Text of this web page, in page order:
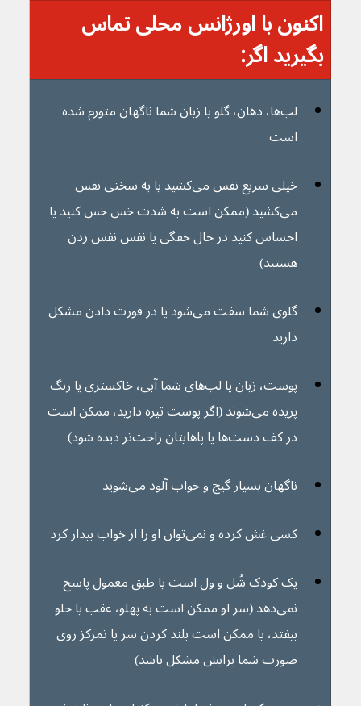
اکنون با اورژانس محلی تماس
بگیرید اگر:
لب‌ها، دهان، گلو یا زبان شما ناگهان متورم شده
است
خیلی سریع نفس می‌کشید یا به سختی نفس
می‌کشید (ممکن است به شدت خس خس کنید یا
احساس کنید در حال خفگی یا نفس نفس زدن
هستید)
گلوی شما سفت می‌شود یا در قورت دادن مشکل
دارید
پوست، زبان یا لب‌های شما آبی، خاکستری یا رنگ
پریده می‌شوند (اگر پوست تیره دارید، ممکن است
در کف دست‌ها یا پاهایتان راحت‌تر دیده شود)
ناگهان بسیار گیج و خواب آلود می‌شوید
کسی غش کرده و نمی‌توان او را از خواب بیدار کرد
یک کودک شُل و ول است یا طبق معمول پاسخ
نمی‌دهد (سر او ممکن است به پهلو، عقب یا جلو
بیفتد، یا ممکن است بلند کردن سر یا تمرکز روی
صورت شما برایش مشکل باشد)